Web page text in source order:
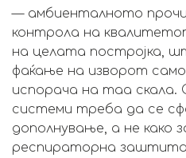
— амбиенталното
контрола на
на целата постројка,
фаќање на изворот
испорача на таа скала.
системи треба да се
дополнување, а не како
респираторна заштита